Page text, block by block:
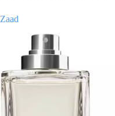
Zaad